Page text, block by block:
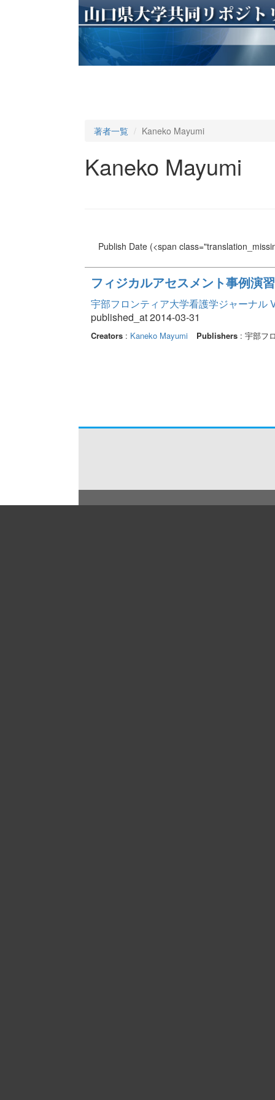
著者一覧 Kaneko Mayumi
Kaneko Mayumi
Publish Date(<span
フィジカルアセスメント事例演
宇部フロンティア大学看護学ジャーナル
published_at 2014-03-31
Creators: Kaneko Mayumi Publishers: 宇部フ